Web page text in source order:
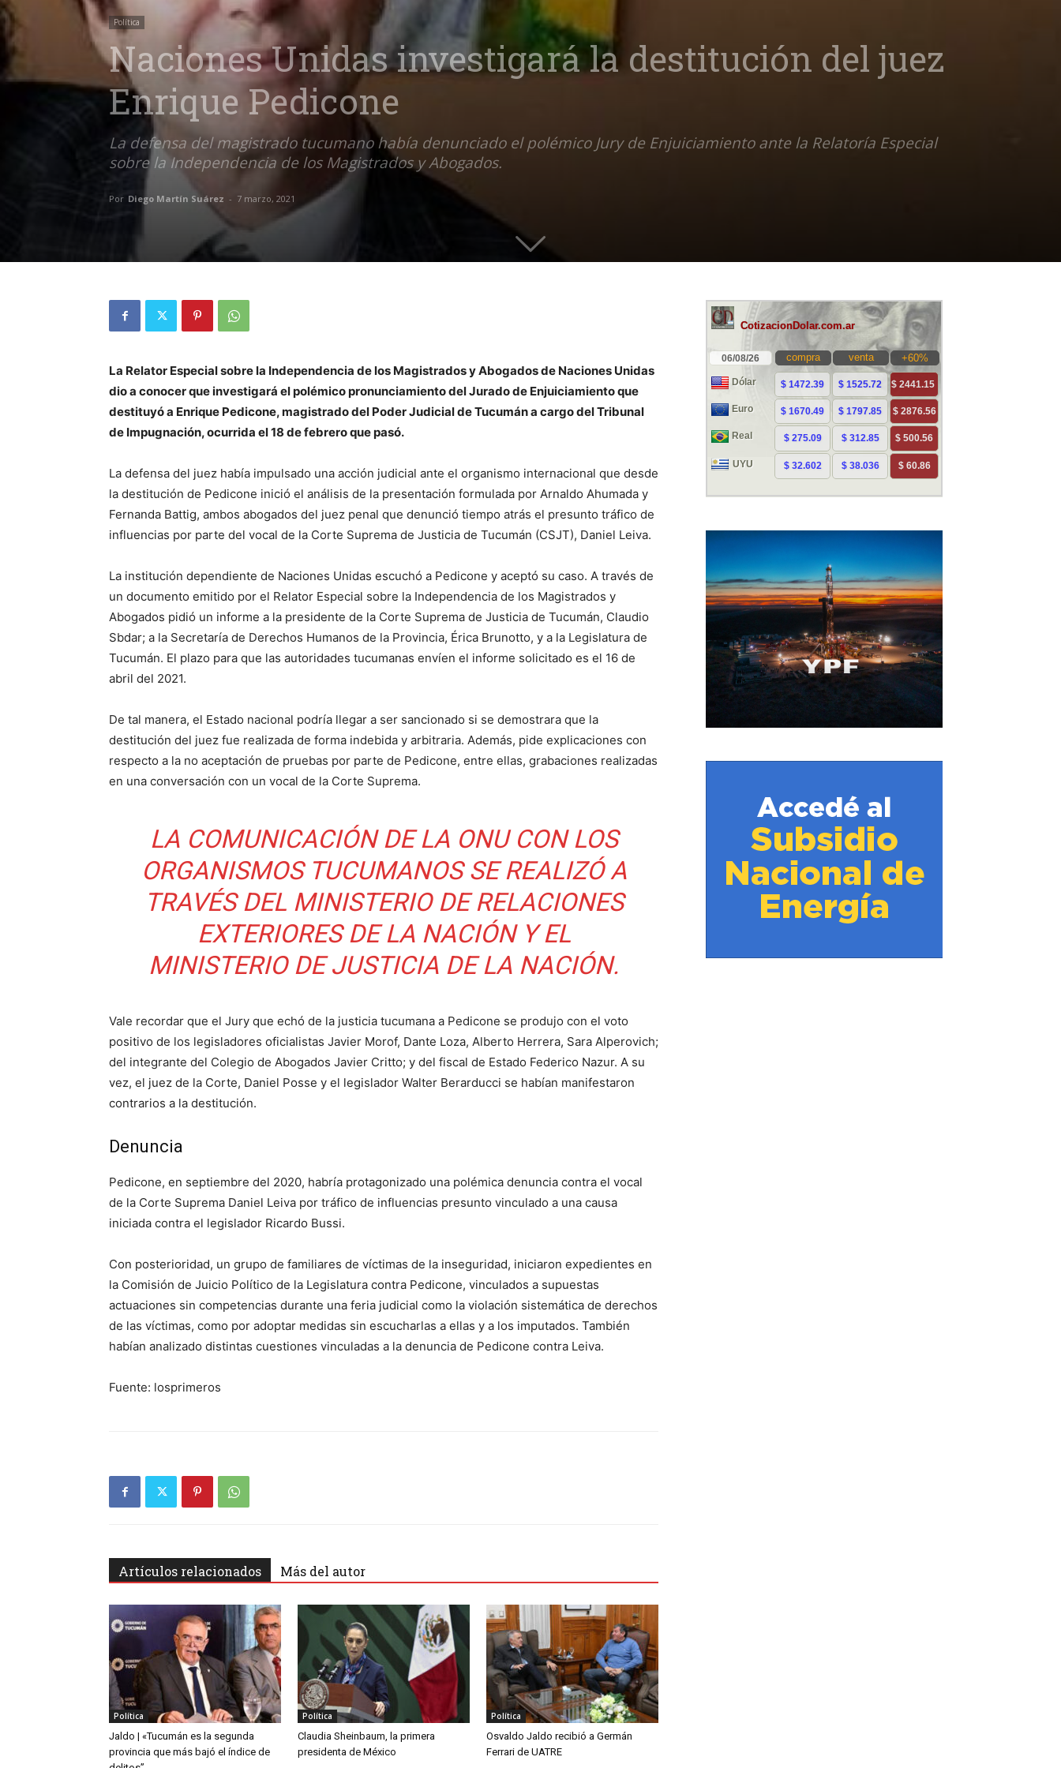
Política
Naciones Unidas investigará la destitución del juez
Enrique Pedicone
La defensa del magistrado tucumano había denunciado el polémico Jury de Enjuiciamiento ante la Relatoría Especial
sobre la Independencia de los Magistrados y Abogados.
Por Diego Martín Suárez - 7 marzo, 2021
La Relator Especial sobre la Independencia de los Magistrados y Abogados de Naciones Unidas
dio a conocer que investigará el polémico pronunciamiento del Jurado de Enjuiciamiento que
destituyó a Enrique Pedicone, magistrado del Poder Judicial de Tucumán a cargo del Tribunal
de Impugnación, ocurrida el 18 de febrero que pasó.
La defensa del juez había impulsado una acción judicial ante el organismo internacional que desde
la destitución de Pedicone inició el análisis de la presentación formulada por Arnaldo Ahumada y
Fernanda Battig, ambos abogados del juez penal que denunció tiempo atrás el presunto tráfico de
influencias por parte del vocal de la Corte Suprema de Justicia de Tucumán (CSJT), Daniel Leiva.
La institución dependiente de Naciones Unidas escuchó a Pedicone y aceptó su caso. A través de
un documento emitido por el Relator Especial sobre la Independencia de los Magistrados y
Abogados pidió un informe a la presidente de la Corte Suprema de Justicia de Tucumán, Claudio
Sbdar; a la Secretaría de Derechos Humanos de la Provincia, Érica Brunotto, y a la Legislatura de
Tucumán. El plazo para que las autoridades tucumanas envíen el informe solicitado es el 16 de
abril del 2021.
De tal manera, el Estado nacional podría llegar a ser sancionado si se demostrara que la
destitución del juez fue realizada de forma indebida y arbitraria. Además, pide explicaciones con
respecto a la no aceptación de pruebas por parte de Pedicone, entre ellas, grabaciones realizadas
en una conversación con un vocal de la Corte Suprema.
LA COMUNICACIÓN DE LA ONU CON LOS
ORGANISMOS TUCUMANOS SE REALIZÓ A
TRAVÉS DEL MINISTERIO DE RELACIONES
EXTERIORES DE LA NACIÓN Y EL
MINISTERIO DE JUSTICIA DE LA NACIÓN.
Vale recordar que el Jury que echó de la justicia tucumana a Pedicone se produjo con el voto
positivo de los legisladores oficialistas Javier Morof, Dante Loza, Alberto Herrera, Sara Alperovich;
del integrante del Colegio de Abogados Javier Critto; y del fiscal de Estado Federico Nazur. A su
vez, el juez de la Corte, Daniel Posse y el legislador Walter Berarducci se habían manifestaron
contrarios a la destitución.
Denuncia
Pedicone, en septiembre del 2020, habría protagonizado una polémica denuncia contra el vocal
de la Corte Suprema Daniel Leiva por tráfico de influencias presunto vinculado a una causa
iniciada contra el legislador Ricardo Bussi.
Con posterioridad, un grupo de familiares de víctimas de la inseguridad, iniciaron expedientes en
la Comisión de Juicio Político de la Legislatura contra Pedicone, vinculados a supuestas
actuaciones sin competencias durante una feria judicial como la violación sistemática de derechos
de las víctimas, como por adoptar medidas sin escucharlas a ellas y a los imputados. También
habían analizado distintas cuestiones vinculadas a la denuncia de Pedicone contra Leiva.
Fuente: losprimeros
Artículos relacionados Más del autor
Política
Jaldo | «Tucumán es la segunda
provincia que más bajó el índice de
Política
Claudia Sheinbaum, la primera
presidenta de México
Política
Osvaldo Jaldo recibió a Germán
Ferrari de UATRE